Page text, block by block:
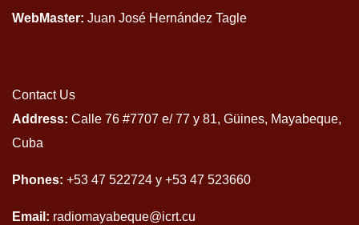
WebMaster: Juan José Hernández Tagle
Contact Us
Address: Calle 76 #7707 e/ 77 y 81, Güines, Mayabeque,
Cuba
Phones: +53 47 522724 y +53 47 523660
Email: radiomayabeque@icrt.cu